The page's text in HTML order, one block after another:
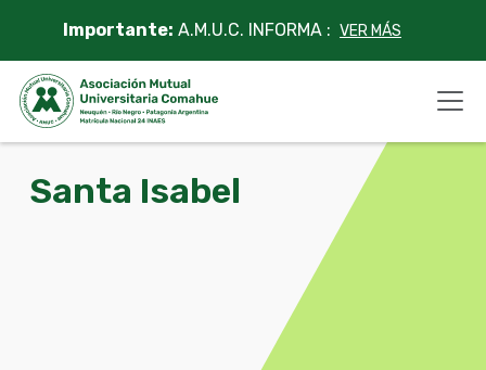
content
Importante: A.M.U.C. INFORMA : VER MÁS
Santa Isabel